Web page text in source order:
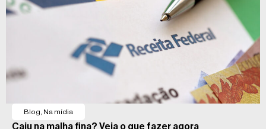
Blog Na mídia
Caiu na malha fina? Veja o que fazer agora